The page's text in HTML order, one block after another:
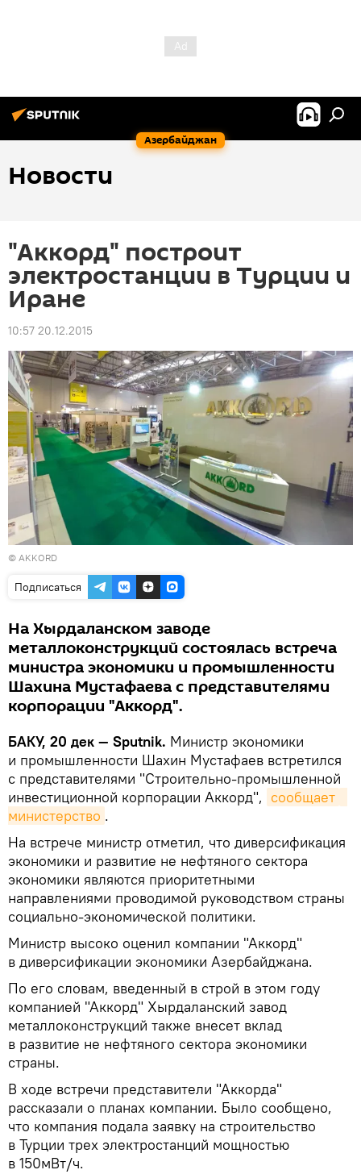
Азербайджан
Новости
"Аккорд" построит
электростанции в Турции и
Иране
10:57 20.12.2015
© AKKORD
Подписаться
На Хырдаланском заводе
металлоконструкций состоялась встреча
министра экономики и промышленности
Шахина Мустафаева с представителями
корпорации "Аккорд".
БАКУ, 20 дек — Sputnik. Министр экономики
и промышленности Шахин Мустафаев встретился
с представителями "Строительно-промышленной
инвестиционной корпорации Аккорд", сообщает
министерство .
На встрече министр отметил, что диверсификация
экономики и развитие не нефтяного сектора
экономики являются приоритетными
направлениями проводимой руководством страны
социально-экономической политики.
Министр высоко оценил компании "Аккорд"
в диверсификации экономики Азербайджана.
По его словам, введенный в строй в этом году
компанией "Аккорд" Хырдаланский завод
металлоконструкций также внесет вклад
в развитие не нефтяного сектора экономики
страны.
В ходе встречи представители "Аккорда"
рассказали о планах компании. Было сообщено,
что компания подала заявку на строительство
в Турции трех электростанций мощностью
в 150мВт/ч.